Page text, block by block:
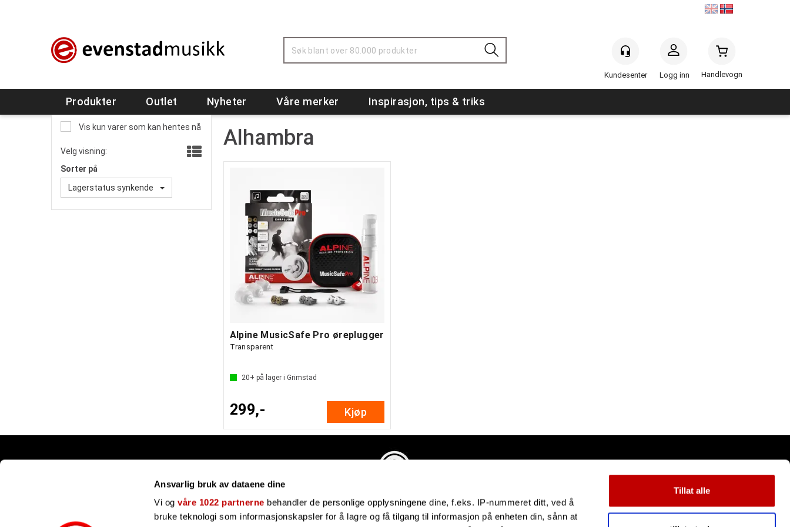
Ansvarlig bruk av dataene dine
Vi ogvåre 1022 partnerne behandler de personlige opplysningene dine, f.eks. IP-nummeret ditt, ved å
bruke teknologi som informasjonskapsler for å lagre og få tilgang til informasjon på enheten din, sånn at
Tillat alle
Logg inn Handlevogn
Produkter Outlet Nyheter Våre merker Inspirasjon, tips & triks
Vis kun varer som kan hentes nå
Velg visning:
Sorter på
Lagerstatus synkende
Alhambra
Alpine MusicSafe Pro øreplugger
Transparent
20+ på lager i Grimstad
299,- Kjøp
Bli forhandler
Industriveien 4
4879 Grimstad